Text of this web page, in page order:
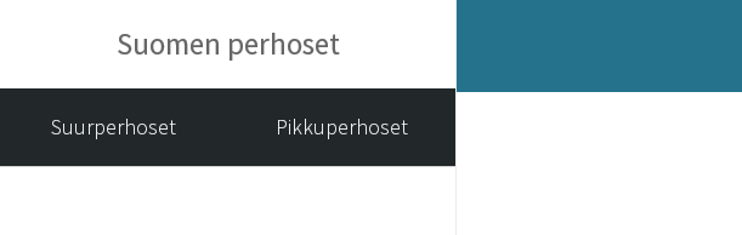
Suomen perhoset
Suurperhoset Pikkuperhoset